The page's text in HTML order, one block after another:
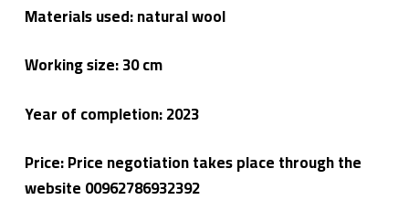
Materials used: natural wool
Working size: 30 cm
Year of completion: 2023
Price: Price negotiation takes place through the
website 00962786932392